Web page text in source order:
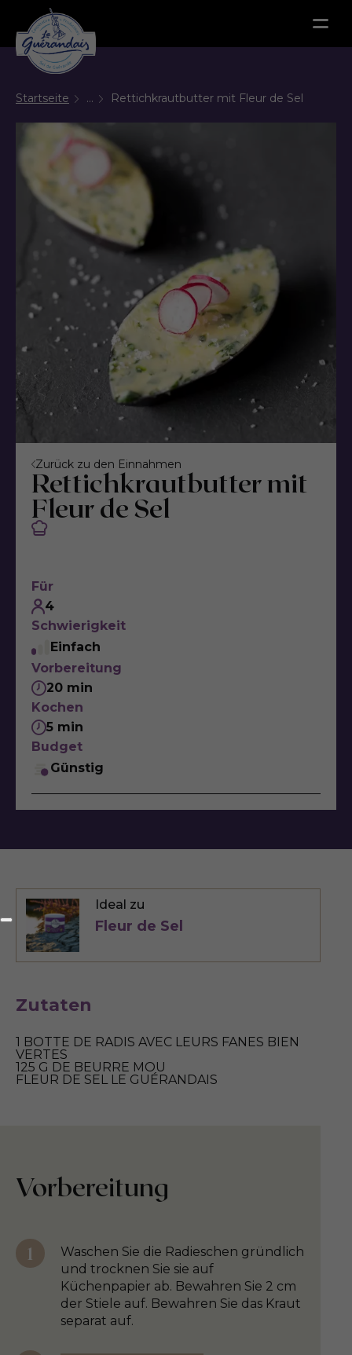
Startseite ... Rettichkrautbutter mit Fleur de Sel
Zurück zu den Einnahmen
Rettichkrautbutter mit
Fleur de Sel
Für
4
Schwierigkeit
Einfach
Vorbereitung
20 min
Kochen
5 min
Budget
Günstig
Ideal zu
Fleur de Sel
Zutaten
1 BOTTE DE RADIS AVEC LEURS FANES BIEN
VERTES
125 G DE BEURRE MOU
FLEUR DE SEL LE GUÉRANDAIS
Vorbereitung
Waschen Sie die Radieschen gründlich
und trocknen Sie sie auf
Küchenpapier ab. Bewahren Sie 2 cm
der Stiele auf. Bewahren Sie das Kraut
separat auf.